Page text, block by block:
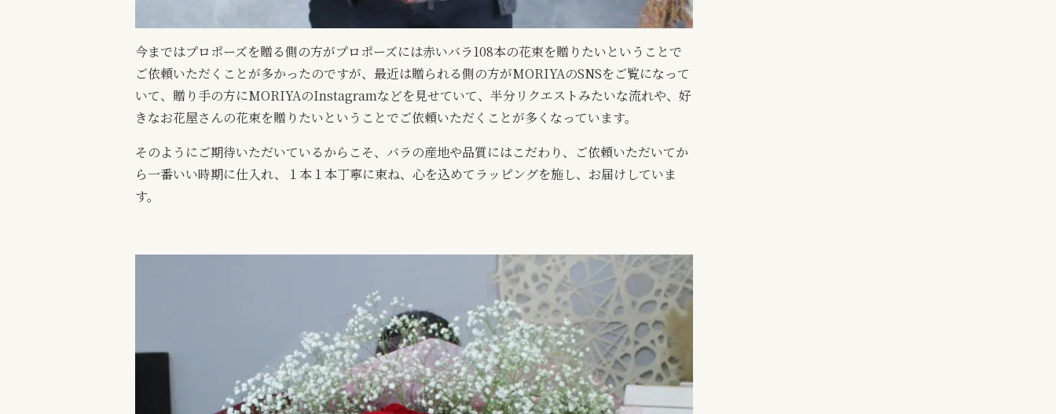
今まではプロポーズを贈る側の方がプロポーズには赤いバラ108本の花束を贈りたいということで
ご依頼いただくことが多かったのですが、最近は贈られる側の方がMORIYAのSNSをご覧になって
いて、贈り手の方にMORIYAのInstagramなどを見せていて、半分リクエストみたいな流れや、好
きなお花屋さんの花束を贈りたいということでご依頼いただくことが多くなっています。
そのようにご期待いただいているからこそ、バラの産地や品質にはこだわり、ご依頼いただいてか
ら一番いい時期に仕入れ、１本１本丁寧に束ね、心を込めてラッピングを施し、お届けしていま
す。